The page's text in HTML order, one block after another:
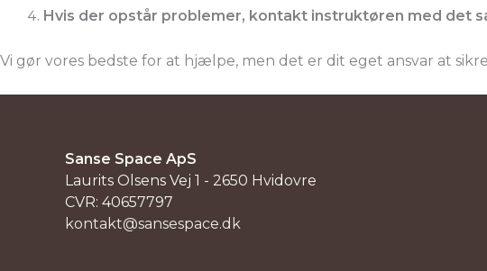
Hvis der opstår problemer, kontakt instruktøren med det
Vi gør vores bedste for at hjælpe, men det er dit eget ansvar at
Sanse Space ApS
Laurits Olsens Vej 1 - 2650 Hvidovre
CVR: 40657797
kontakt@sansespace.dk